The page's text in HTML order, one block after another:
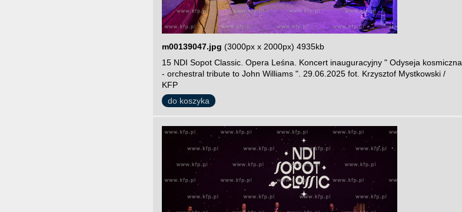
m00139047.jpg (3000px x 2000px) 4935kb
15 NDI Sopot Classic. Opera Leśna. Koncert inauguracyjny " Odyseja kosmiczna
- orchestral tribute to John Williams ". 29.06.2025 fot. Krzysztof Mystkowski /
KFP
do koszyka